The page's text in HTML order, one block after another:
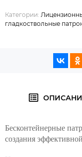
Категории:
гладкоствольные
Бесконтейнерные
создания